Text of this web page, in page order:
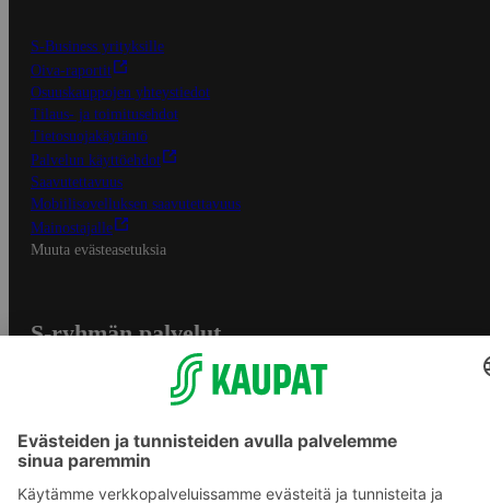
S-Business yrityksille
Oiva-raportit
Osuuskauppojen yhteystiedot
Tilaus- ja toimitusehdot
Tietosuojakäytäntö
Palvelun käyttöehdot
Saavutettavuus
Mobiilisovelluksen saavutettavuus
Mainostajalle
Muuta evästeasetuksia
S-ryhmän palvelut
Yhteishyvä Ruoka -sovellus
S-ostoslista -sovellus
Prisma.fi